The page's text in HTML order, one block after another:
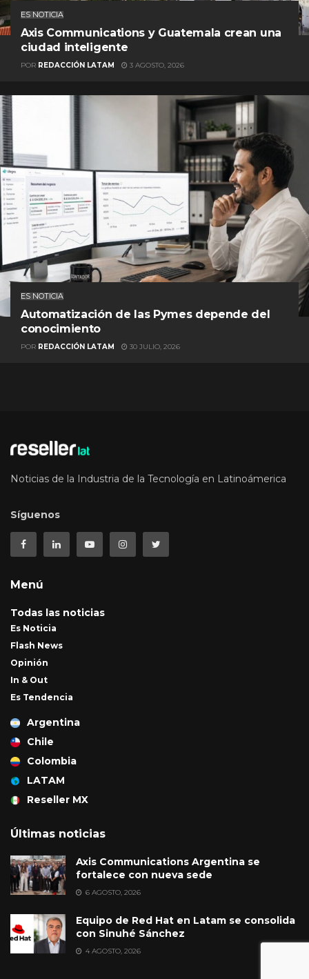
ES NOTICIA
Axis Communications y Guatemala crean una
ciudad inteligente
POR REDACCIÓN LATAM 3 AGOSTO, 2026
ES NOTICIA
Automatización de las Pymes depende del
conocimiento
POR REDACCIÓN LATAM 30 JULIO, 2026
Noticias de la Industria de la Tecnología en Latinoámerica
Síguenos
Menú
Todas las noticias
Es Noticia
Flash News
Opinión
In & Out
Es Tendencia
Argentina
Chile
Colombia
LATAM
Reseller MX
Últimas noticias
Axis Communications Argentina se
fortalece con nueva sede
6 AGOSTO, 2026
Equipo de Red Hat en Latam se consolida
con Sinuhé Sánchez
4 AGOSTO, 2026